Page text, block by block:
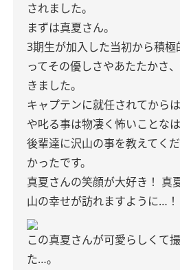
されました。
まずは真夏さん。
3期生が加入した当初から積極
ってその優しさやあたたかさ
きました。
キャプテンに就任されてから
や叱る事は物凄く怖いことな
後輩達に沢山の事を教えてく
かったです。
真夏さんの笑顔が大好き！ 真
山の幸せが訪れますように…！
この真夏さんが可愛らしくて
た…。